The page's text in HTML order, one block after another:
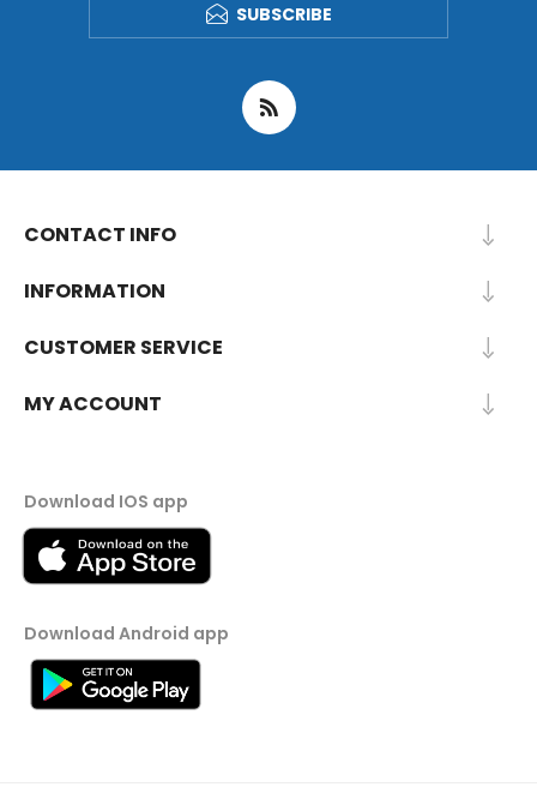
SUBSCRIBE
CONTACT INFO
INFORMATION
CUSTOMER SERVICE
MY ACCOUNT
Download IOS app
Download Android app